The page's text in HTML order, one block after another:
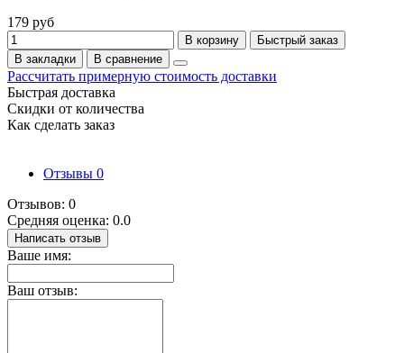
179 руб
В корзину
Быстрый заказ
В закладки
В сравнение
Рассчитать примерную стоимость доставки
Быстрая доставка
Скидки от количества
Как сделать заказ
Отзывы 0
Отзывов: 0
Средняя оценка: 0.0
Написать отзыв
Ваше имя:
Ваш отзыв: